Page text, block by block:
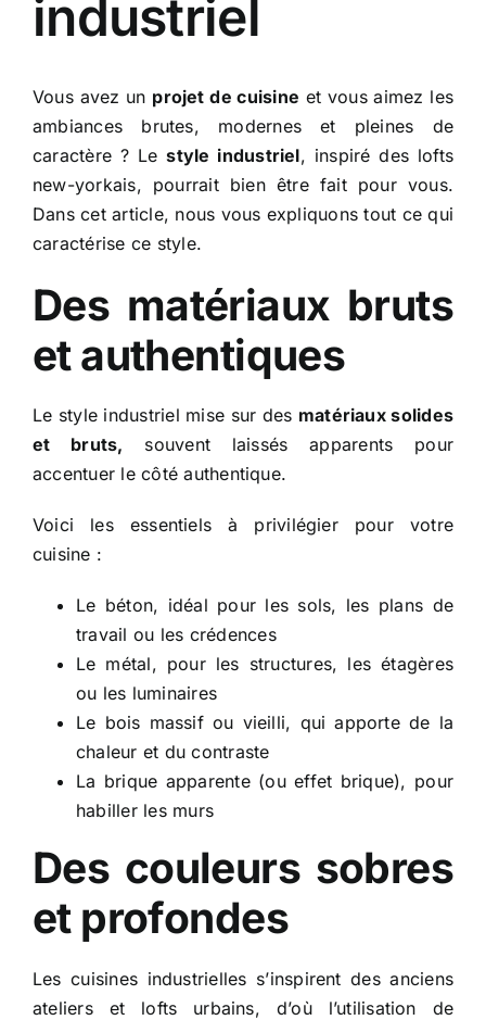
industriel
Vous avez un projet de cuisine et vous aimez les
ambiances brutes, modernes et pleines de
caractère ? Lestyle industriel, inspiré des lofts
new-yorkais, pourrait bien être fait pour vous.
Dans cet article, nous vous expliquons tout ce qui
caractérise ce style.
Des matériaux bruts
et authentiques
Le style industriel mise sur des matériaux solides
et bruts, souvent laissés apparents pour
accentuer le côté authentique.
Voici les essentiels à privilégier pour votre
cuisine :
Le béton, idéal pour les sols, les plans de
travail ou les crédences
Le métal, pour les structures, les étagères
ou les luminaires
Le bois massif ou vieilli, qui apporte de la
chaleur et du contraste
La brique apparente (ou effet brique), pour
habiller les murs
Des couleurs sobres
et profondes
Les cuisines industrielles s’inspirent des anciens
ateliers et lofts urbains, d’où l’utilisation de